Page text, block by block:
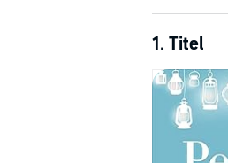
1. Titel